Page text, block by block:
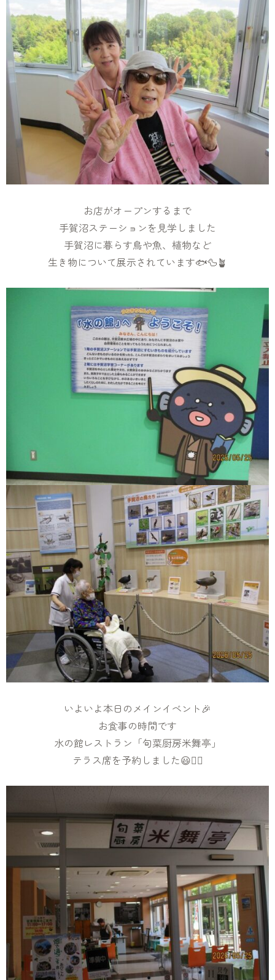
お店がオープンするまで
手賀沼ステーションを見学しました
手賀沼に暮らす鳥や魚、植物など
生き物について展示されています🐟🦆🪴
いよいよ本日のメインイベント🎉
お食事の時間です
水の館レストラン「旬菜厨房米舞亭」
テラス席を予約しました😃✌🏻